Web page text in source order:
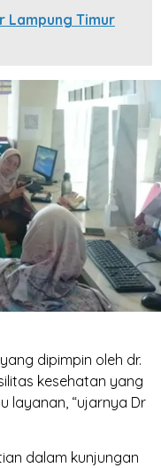
Lampung Timur
dipimpin oleh dr.
kesehatan yang
layanan, “ujarnya Dr
dalam kunjungan